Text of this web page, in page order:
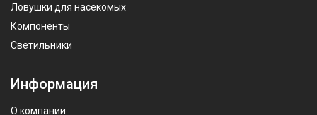
Ловушки для насекомых
Компоненты
Светильники
Информация
О компании